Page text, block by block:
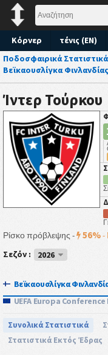
Κόρνερ τένις (EN)
Ποδοσφαιρικά
Βεϊκαουσλίγκα Φινλανδίας
Ίντερ Τούρκου
Ρίσκο πρόβλεψης - 56%-
Σεζόν :
2026
Βεϊκαουσλίγκα
UEFA Europa
Συνολικά Στατιστικά
Στατιστικά Εκτός Έδρας